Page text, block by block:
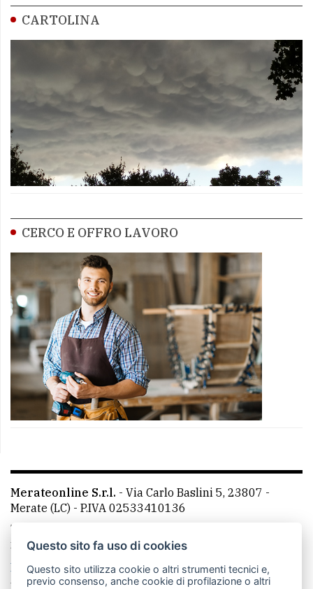
CARTOLINA
CERCO E OFFRO LAVORO
Merateonline S.r.l. - Via Carlo Baslini 5, 23807 -
Merate (LC) - P.IVA 02533410136
Telefono:
mail: redazione@merateonline.it
La redazione
CasateOnline LeccoOnline
RSS
Questo sito fa uso di cookies
Questo sito utilizza cookie o altri strumenti tecnici e,
previo consenso, anche cookie di profilazione o altri